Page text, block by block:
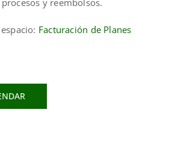
y reembolsos.
Facturación de Planes